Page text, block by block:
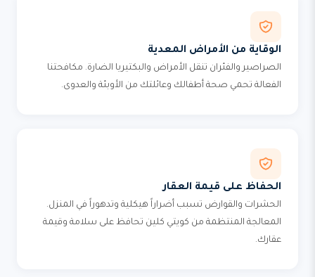
الوقاية من الأمراض المعدية
الصراصير والفئران تنقل الأمراض والبكتيريا الضارة. مكافحتنا
الفعالة تحمي صحة أطفالك وعائلتك من الأوبئة والعدوى.
الحفاظ على قيمة العقار
الحشرات والقوارض تسبب أضراراً هيكلية وتدهوراً في المنزل.
المعالجة المنتظمة من كويتي كلين تحافظ على سلامة وقيمة
عقارك.